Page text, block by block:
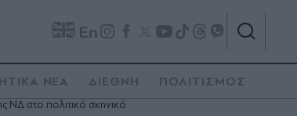
En
ΝΕΑ ΔΙΕΘΝΗ ΠΟΛΙΤΙΣΜΟΣ
ΝΔ στο πολιτικό σκηνικό